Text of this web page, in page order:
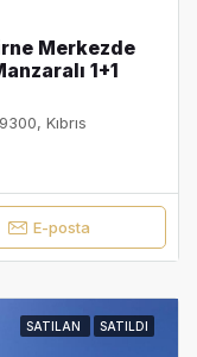
Merkezde
1+1
Kıbrıs
E-posta
SATILAN SATILDI